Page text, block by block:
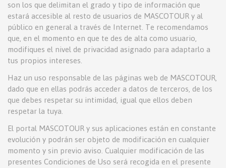
son los que delimitan el grado y tipo de información que
estará accesible al resto de usuarios de MASCOTOUR y al
público en general a través de Internet. Te recomendamos
que, en el momento en que te des de alta como usuario,
modifiques el nivel de privacidad asignado para adaptarlo a
tus propios intereses.
Haz un uso responsable de las páginas web de MASCOTOUR,
dado que en ellas podrás acceder a datos de terceros, de los
que debes respetar su intimidad, igual que ellos deben
respetar la tuya.
El portal MASCOTOUR y sus aplicaciones están en constante
evolución y podrán ser objeto de modificación en cualquier
momento y sin previo aviso. Cualquier modificación de las
presentes Condiciones de Uso será recogida en el presente